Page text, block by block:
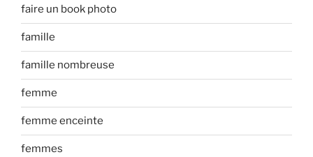
faire un book photo
famille
famille nombreuse
femme
femme enceinte
femmes